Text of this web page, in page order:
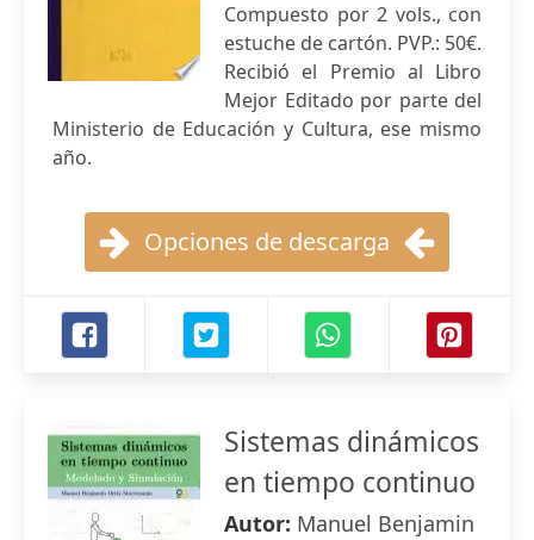
Compuesto por 2 vols., con
estuche de cartón. PVP.: 50€.
Recibió el Premio al Libro
Mejor Editado por parte del
Ministerio de Educación y Cultura, ese mismo
año.
Opciones de descarga
Sistemas dinámicos
en tiempo continuo
Autor: Manuel Benjamin